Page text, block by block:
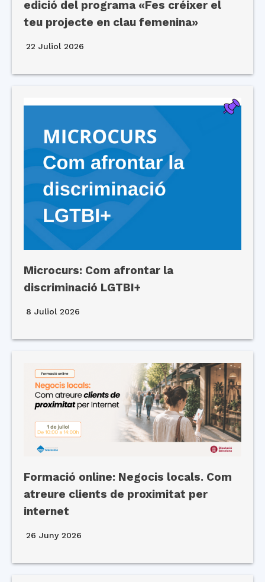
edició del programa «Fes créixer el
teu projecte en clau femenina»
22 Juliol 2026
Microcurs: Com afrontar la
discriminació LGTBI+
8 Juliol 2026
Formació online: Negocis locals. Com
atreure clients de proximitat per
internet
26 Juny 2026